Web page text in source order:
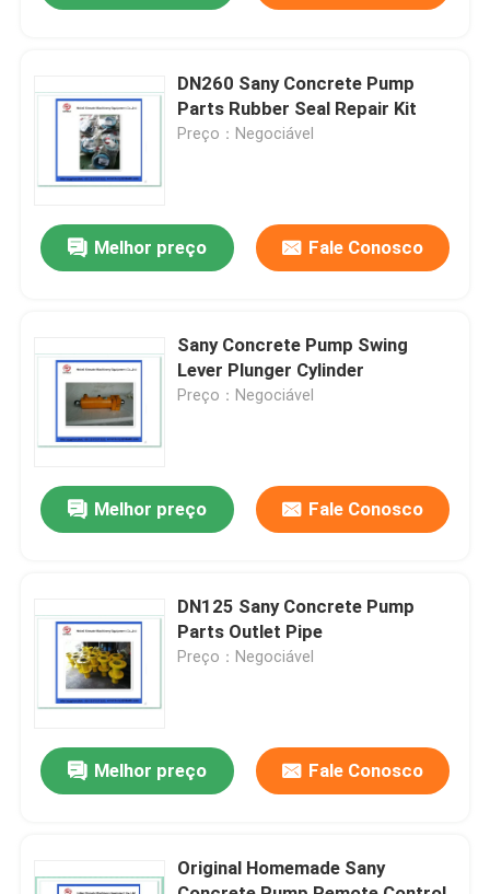
Casa
Vídeos
Fábrica
Controle de Qualidade
Fale Conosco
Pedir um orçamento
Peças da bomba concreta de Schwing
DN260 Sany Concrete Pump
Parts Rubber Seal Repair Kit
Preço：Negociável
Melhor preço Fale Conosco
Sany Concrete Pump Swing
Lever Plunger Cylinder
Preço：Negociável
Melhor preço Fale Conosco
DN125 Sany Concrete Pump
Parts Outlet Pipe
Preço：Negociável
Melhor preço Fale Conosco
Original Homemade Sany